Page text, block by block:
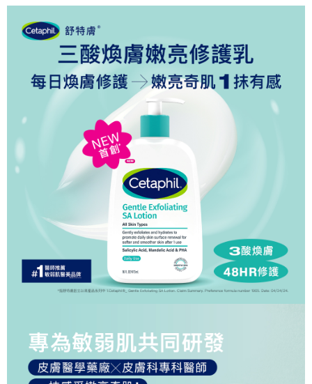
３．安心：先確認商品／服務後，再付款。
【「AFTEE先享後付」結帳流程】
１．於結帳方式選擇「AFTEE先享後付」後，將跳轉至「AFTEE先享後付」
結帳頁面，進行簡訊認證並確認金額後，即可完成結帳。
２．訂單成立數日內，您將收到繳費通知簡訊。
３．收到繳費通知簡訊後14天內，點擊此簡訊中的連結，可透過四大超商／
ATM／網路銀行／等多元方式進行付款，方視為交易完成。
※ 請注意：結帳手續完成當下不需立刻繳費，但若您需要取消訂單，請聯絡
購買商品的店家。未經商家同意取消之訂單仍視為有效，需透過AFTEE先享
後付繳納相關費用。
※ 交易是否成功請以「AFTEE先享後付 」之結帳頁面顯示為準，若有關於
是否繳費成功／繳費後需取消欲退款等相關疑問，請聯繫「AFTEE先享後付
客戶支援中心」
https://netprotections.freshdesk.com/support/home
【注意事項】
１．透過由恩沛科技股份有限公司提供之「AFTEE先享後付」服務完成之交
易，需依本服務之必要範圍內提供個人資料，並將交易相關給付款項請求債
權轉讓予恩沛科技股份有限公司。
２．關於個人資料處理事宜，請瀏覽以下網址：
https://aftee.tw/terms/#terms3
３．未成年的使用者請事先徵得法定代理人或監護人之同意方可使用
「AFTEE先享後付」，若未經同意申辦者引起之損失，本公司不負相關責
時審查核予不同之上限額度；若仍有額度不足之情形，本公司將視審查結果
請求用戶進行身份認證。
５．嚴禁一人註冊多個帳號或使用他人資訊註冊。若發現惡意使用之情形，
恩沛科技股份有限公司將有權停止該用戶之使用額度並採取法律行動。
全家取貨付款
每筆NT$60，滿NT$799(含以上)免運費
7-11取貨付款
每筆NT$60，滿NT$799(含以上)免運費
每筆NT$95，滿NT$799(含以上)免運費
宅配
每筆NT$150
滿額免運宅配
每筆NT$100，滿NT$799(含以上)免運費
付款後門市自取
每筆NT$50，滿NT$299(含以上)免運費